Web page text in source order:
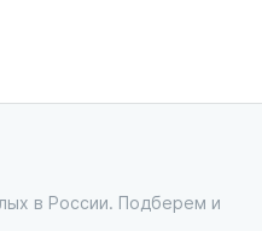
в России. Подберем и